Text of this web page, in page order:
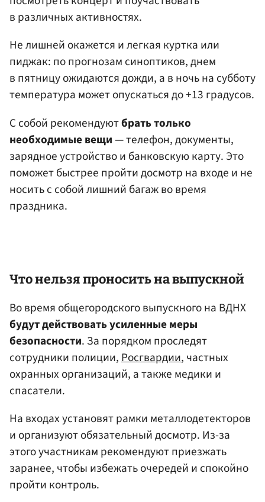
в различных активностях.
Не лишней окажется и легкая куртка или
пиджак: по прогнозам синоптиков, днем
в пятницу ожидаются дожди, а в ночь на субботу
температура может опускаться до +13 градусов.
С собой рекомендуютбрать только
необходимые вещи— телефон, документы,
зарядное устройство и банковскую карту. Это
поможет быстрее пройти досмотр на входе и не
носить с собой лишний багаж во время
праздника.
Что нельзя проносить на выпускной
Во время общегородского выпускного на ВДНХ
будут действовать усиленные меры
безопасности. За порядком проследят
сотрудники полиции,Росгвардии, частных
охранных организаций, а также медики и
спасатели.
На входах установят рамки металлодетекторов
и организуют обязательный досмотр. Из-за
этого участникам рекомендуют приезжать
заранее, чтобы избежать очередей и спокойно
пройти контроль.